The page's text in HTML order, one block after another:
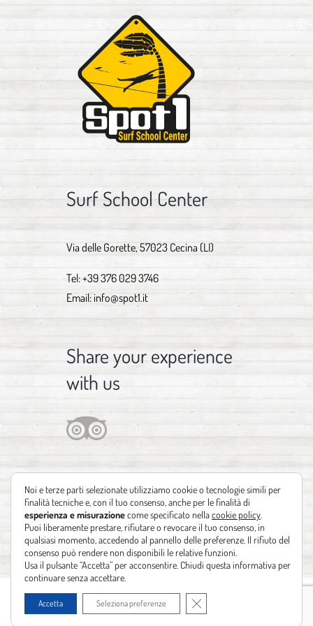
Surf School Center
Via delle Gorette, 57023 Cecina (LI)
Tel:+39 376 029 3746
Email: info@spot1.it
Share your experience
with us
Copyright 2012 - 2021 | Design byIdentità Creative| Powered by
siti web Leonardo Barni
Noi e terze parti selezionate utilizziamo cookie o tecnologie simili per
finalità tecniche e, con il tuo consenso, anche per le finalità di
esperienza e misurazionecome specificato nellacookie policy
Puoi liberamente prestare, rifiutare o revocare il tuo consenso, in
qualsiasi momento, accedendo al pannello delle preferenze. Il rifiuto del
consenso può rendere non disponibili le relative funzioni.
Usa il pulsante “Accetta” per acconsentire. Chiudi questa informativa per
continuare senza accettare.
Accetta Seleziona preferenze Close GDPR Cookie Banner